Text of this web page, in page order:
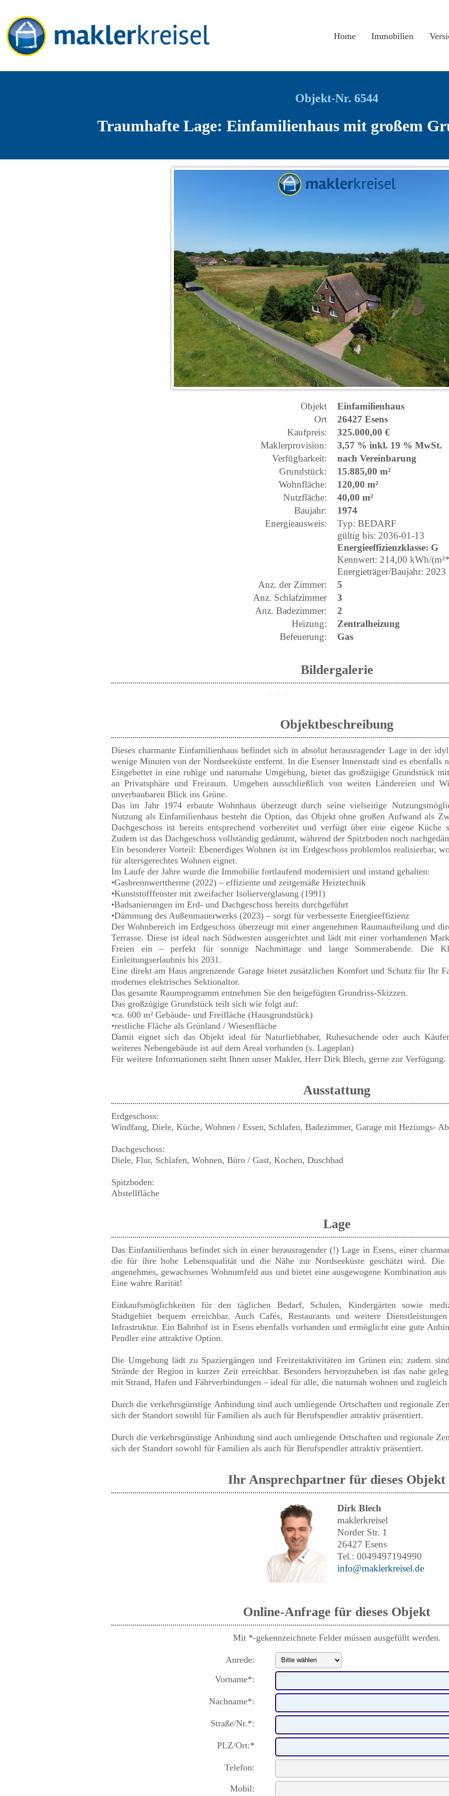
Home Immobilien
Objekt-Nr. 6544
Traumhafte Lage: Einfamilienhaus mit großem
Objekt
Einfamilienhaus
Ort
26427 Esens
Kaufpreis:
325.000,00 €
Maklerprovision:
3,57 % inkl. 19 % MwSt.
Verfügbarkeit:
nach Vereinbarung
Grundstück:
15.885,00 m²
Wohnfläche:
120,00 m²
Nutzfläche:
40,00 m²
Baujahr:
1974
Energieausweis:
Typ: BEDARF
gültig bis: 2036-01-13
Energieeffizienzklasse: G
Kennwert: 214,00 kWh/
Energieträger/Baujahr: 2023
Anz. der Zimmer:
5
Anz. Schlafzimmer
3
Anz. Badezimmer:
2
Heizung:
Zentralheizung
Befeuerung:
Gas
Bildergalerie
Objektbeschreibung
Dieses charmante Einfamilienhaus befindet sich in absolut herausragender Lage in der
wenige Minuten von der Nordseeküste entfernt. In die Esenser Innenstadt sind es ebenfalls
Eingebettet in eine ruhige und naturnahe Umgebung, bietet das großzügige Grundstück
an Privatsphäre und Freiraum. Umgeben ausschließlich von weiten Ländereien und
unverbaubaren Blick ins Grüne.
Das im Jahr 1974 erbaute Wohnhaus überzeugt durch seine vielseitige
Nutzung als Einfamilienhaus besteht die Option, das Objekt ohne großen Aufwand als
Dachgeschoss ist bereits entsprechend vorbereitet und verfügt über eine eigene Küche
Zudem ist das Dachgeschoss vollständig gedämmt, während der Spitzboden noch
Ein besonderer Vorteil: Ebenerdiges Wohnen ist im Erdgeschoss problemlos realisierbar,
für altersgerechtes Wohnen eignet.
Im Laufe der Jahre wurde die Immobilie fortlaufend modernisiert und instand gehalten:
•Gasbrennwerttherme (2022) – effiziente und zeitgemäße Heiztechnik
•Kunststofffenster mit zweifacher Isolierverglasung (1991)
•Badsanierungen im Erd- und Dachgeschoss bereits durchgeführt
•Dämmung des Außenmauerwerks (2023) – sorgt für verbesserte Energieeffizienz
Der Wohnbereich im Erdgeschoss überzeugt mit einer angenehmen Raumaufteilung und
Terrasse. Diese ist ideal nach Südwesten ausgerichtet und lädt mit einer vorhandenen
Freien ein – perfekt für sonnige Nachmittage und lange Sommerabende. Die
Einleitungserlaubnis bis 2031.
Eine direkt am Haus angrenzende Garage bietet zusätzlichen Komfort und Schutz für Ihr
modernes elektrisches Sektionaltor.
Das gesamte Raumprogramm entnehmen Sie den beigefügten Grundriss-Skizzen.
Das großzügige Grundstück teilt sich wie folgt auf:
•ca. 600 m² Gebäude- und Freifläche (Hausgrundstück)
•restliche Fläche als Grünland / Wiesenfläche
Damit eignet sich das Objekt ideal für Naturliebhaber, Ruhesuchende oder auch
weiteres Nebengebäude ist auf dem Areal vorhanden (s. Lageplan)
Für weitere Informationen steht Ihnen unser Makler, Herr Dirk Blech, gerne zur Verfügung.
Ausstattung
Erdgeschoss:
Windfang, Diele, Küche, Wohnen / Essen, Schlafen, Badezimmer, Garage mit Heziungs-
Dachgeschoss:
Diele, Flur, Schlafen, Wohnen, Büro / Gast, Kochen, Duschbad
Spitzboden:
Abstellfläche
Lage
Das Einfamilienhaus befindet sich in einer herausragender (!) Lage in Esens, einer
die für ihre hohe Lebensqualität und die Nähe zur Nordseeküste geschätzt wird.
angenehmes, gewachsenes Wohnumfeld aus und bietet eine ausgewogene Kombination
Eine wahre Rarität!
Einkaufsmöglichkeiten für den täglichen Bedarf, Schulen, Kindergärten sowie
Stadtgebiet bequem erreichbar. Auch Cafés, Restaurants und weitere
Infrastruktur. Ein Bahnhof ist in Esens ebenfalls vorhanden und ermöglicht eine gute
Pendler eine attraktive Option.
Die Umgebung lädt zu Spaziergängen und Freizeitaktivitäten im Grünen ein; zudem
Strände der Region in kurzer Zeit erreichbar. Besonders hervorzuheben ist das nahe
mit Strand, Hafen und Fährverbindungen – ideal für alle, die naturnah wohnen und
Durch die verkehrsgünstige Anbindung sind auch umliegende Ortschaften und regionale
sich der Standort sowohl für Familien als auch für Berufspendler attraktiv präsentiert.
Durch die verkehrsgünstige Anbindung sind auch umliegende Ortschaften und regionale
sich der Standort sowohl für Familien als auch für Berufspendler attraktiv präsentiert.
Ihr Ansprechpartner für dieses Objekt
Dirk Blech
maklerkreisel
Norder Str. 1
26427 Esens
Tel.: 0049497194990
info@maklerkreisel.de
Online-Anfrage für dieses Objekt
Mit *-gekennzeichnete Felder müssen ausgefüllt werden.
Anrede:
Vorname*:
Nachname*:
Straße/Nr.*:
PLZ/Ort:*
Telefon:
Mobil: